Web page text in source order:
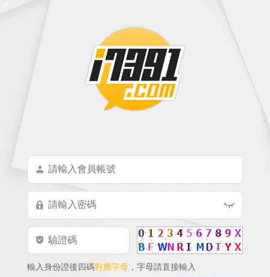
輸入身份證後四碼對應字母，字母請直接輸入